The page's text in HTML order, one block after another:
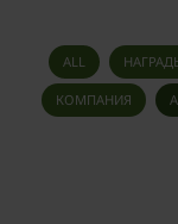
ALL
КОМПАНИЯ